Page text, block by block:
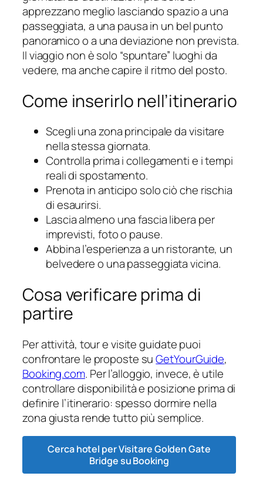
apprezzano meglio lasciando spazio a una
passeggiata, a una pausa in un bel punto
panoramico o a una deviazione non prevista.
Il viaggio non è solo “spuntare” luoghi da
vedere, ma anche capire il ritmo del posto.
Come inserirlo nell’itinerario
Scegli una zona principale da visitare
nella stessa giornata.
Controlla prima i collegamenti e i tempi
reali di spostamento.
Prenota in anticipo solo ciò che rischia
di esaurirsi.
Lascia almeno una fascia libera per
imprevisti, foto o pause.
Abbina l’esperienza a un ristorante, un
belvedere o una passeggiata vicina.
Cosa verificare prima di
partire
Per attività, tour e visite guidate puoi
confrontare le proposte suGetYourGuide,
Booking.com. Per l’alloggio, invece, è utile
controllare disponibilità e posizione prima di
definire l’itinerario: spesso dormire nella
zona giusta rende tutto più semplice.
Cerca hotel per Visitare Golden Gate
Bridge su Booking